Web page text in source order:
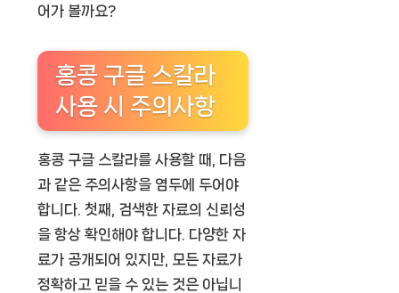
어가 볼까요?
홍콩 구글 스칼라
사용 시 주의사항
홍콩 구글 스칼라를 사용할 때, 다음
과 같은 주의사항을 염두에 두어야
합니다. 첫째, 검색한 자료의 신뢰성
을 항상 확인해야 합니다. 다양한 자
료가 공개되어 있지만, 모든 자료가
정확하고 믿을 수 있는 것은 아닙니